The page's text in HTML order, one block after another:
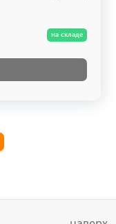
на складе